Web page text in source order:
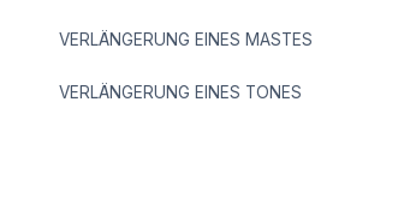
VERLÄNGERUNG EINES MASTES
VERLÄNGERUNG EINES TONES